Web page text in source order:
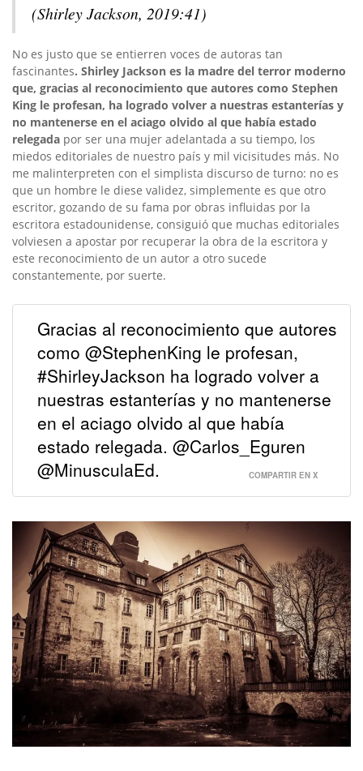
(Shirley Jackson, 2019:41)
No es justo que se entierren voces de autoras tan
fascinantes. Shirley Jackson es la madre del terror moderno
que, gracias al reconocimiento que autores como Stephen
King le profesan, ha logrado volver a nuestras estanterías y
no mantenerse en el aciago olvido al que había estado
relegada por ser una mujer adelantada a su tiempo, los
miedos editoriales de nuestro país y mil vicisitudes más. No
me malinterpreten con el simplista discurso de turno: no es
que un hombre le diese validez, simplemente es que otro
escritor, gozando de su fama por obras influidas por la
escritora estadounidense, consiguió que muchas editoriales
volviesen a apostar por recuperar la obra de la escritora y
este reconocimiento de un autor a otro sucede
constantemente, por suerte.
Gracias al reconocimiento que autores
como @StephenKing le profesan,
#ShirleyJackson ha logrado volver a
nuestras estanterías y no mantenerse
en el aciago olvido al que había
estado relegada. @Carlos_Eguren
@MinusculaEd.
COMPARTIR EN X